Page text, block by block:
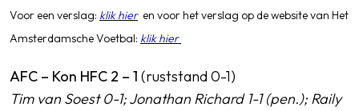
Voor een verslag: klik hier en voor het verslag op de website van Het
Amsterdamsche Voetbal: klik hier
AFC – Kon HFC 2 – 1 (ruststand 0-1)
Tim van Soest 0-1; Jonathan Richard 1-1 (pen.); Raily